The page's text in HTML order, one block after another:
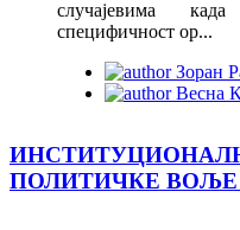
случајевима
специфичност ор...
Зоран
Весна
ПОЛИТИЧКЕ